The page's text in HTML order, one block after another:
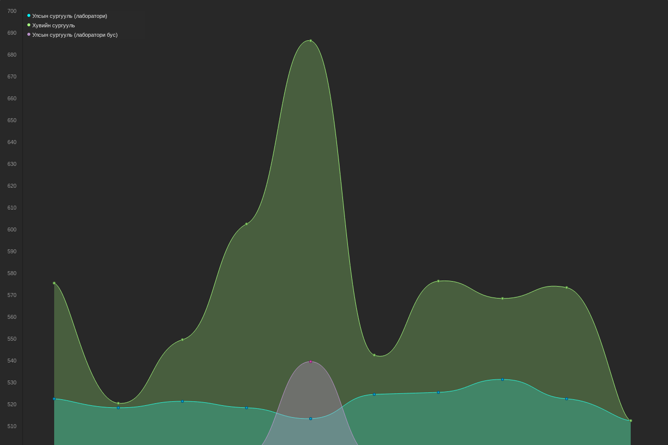
510
520
530
540
550
560
570
580
590
600
610
620
630
640
650
660
670
680
690
700
Улсын сургууль (лаборатори)
Хувийн сургууль
Улсын сургууль (лаборатори бус)